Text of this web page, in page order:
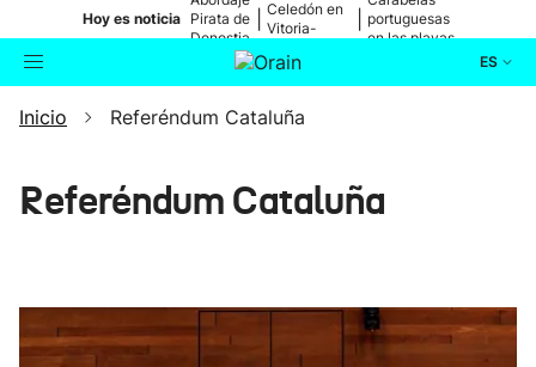
Hoy es noticia Pirata de
Donostia
Celedón en
Vitoria-
portuguesas
en las playas
ES
Buscador Actualidad
Política
Ikusmiran
Inicio Referéndum Cataluña
Referéndum Cataluña